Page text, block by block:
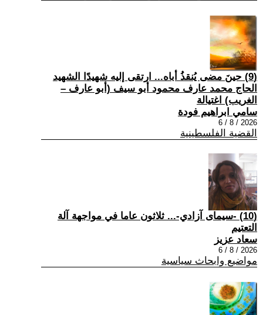
(9) حينَ مضى يُنقذُ أباه... ارتقى إليه شهيدًا الشهيد
الحاج محمد عارف محمود أبو سيف (أبو عارف –
الغريب) اغتيالة
سامي ابراهيم فودة
2026 / 8 / 6
القضية الفلسطينية
(10) -سيمای آزادي-... ثلاثون عاما في مواجهة آلة
التعتيم
سعاد عزيز
2026 / 8 / 6
مواضيع وابحاث سياسية